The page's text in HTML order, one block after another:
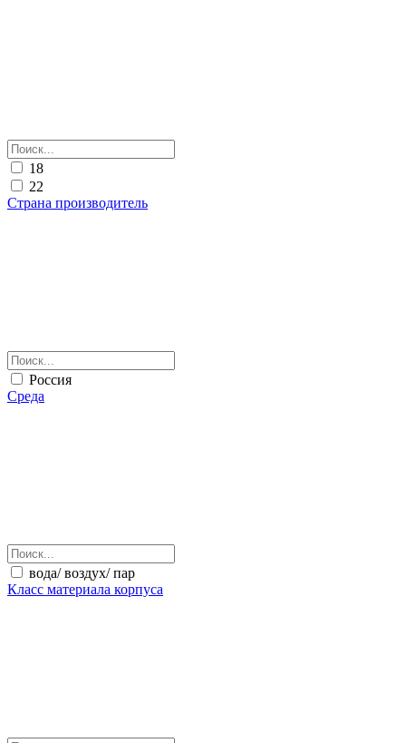
18
22
Страна производитель
Россия
Среда
вода/ воздух/ пар
Класс материала корпуса